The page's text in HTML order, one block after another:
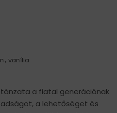
, vanília
a fiatal generációnak
a lehetőséget és